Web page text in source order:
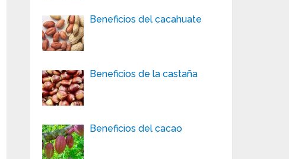
Beneficios del cacahuate
Beneficios de la castaña
Beneficios del cacao